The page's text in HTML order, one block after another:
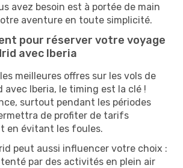
avez besoin est à portée de main
aventure en toute simplicité.
pour réserver votre voyage
avec Iberia
meilleures offres sur les vols de
avec Iberia, le timing est la clé !
surtout pendant les périodes
de profiter de tarifs
en évitant les foules.
peut aussi influencer votre choix :
par des activités en plein air